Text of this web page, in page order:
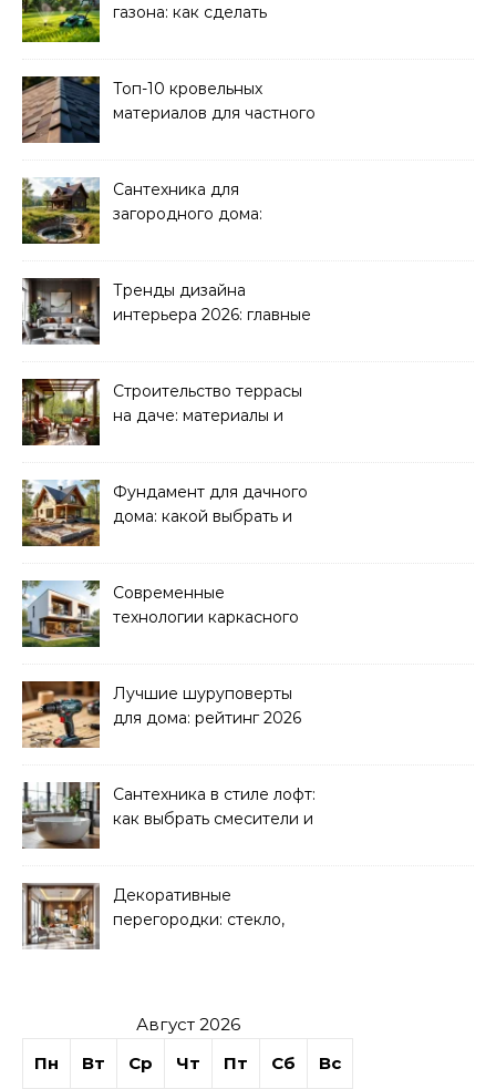
газона: как сделать
Топ-10 кровельных
материалов для частного
Сантехника для
загородного дома:
Тренды дизайна
интерьера 2026: главные
Строительство террасы
на даче: материалы и
Фундамент для дачного
дома: какой выбрать и
Современные
технологии каркасного
Лучшие шуруповерты
для дома: рейтинг 2026
Сантехника в стиле лофт:
как выбрать смесители и
Декоративные
перегородки: стекло,
Август 2026
Пн
Вт Ср Чт Пт Сб Вс